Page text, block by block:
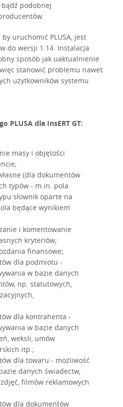
podobnej
uruchomić PLUSA, jest
do wersji 1.14. Instalacja
sposób jak uaktualnienie
stanowić problemu nawet
użytkowników systemu
PLUSA dla InsERT GT:
masy i objętości
(dla dokumentów
typów - m.in. pola
słownik oparte na
będące wynikiem
i komentowanie
kryteriów;
finansowe;
dla podmiotu -
w bazie danych
np. statutowych,
dla kontrahenta -
w bazie danych
weksli, umów
itp.;
dla towaru - możliwość
danych świadectw,
filmów reklamowych
dla dokumentów